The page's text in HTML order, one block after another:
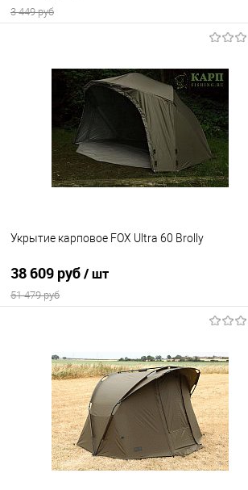
3 449 руб
Купить в 1 клик
Сравнение
В избранное
В наличии
Укрытие карповое FOX Ultra 60 Brolly
38 609 руб/ шт
51 479 руб
Купить в 1 клик
Сравнение
В избранное
В наличии